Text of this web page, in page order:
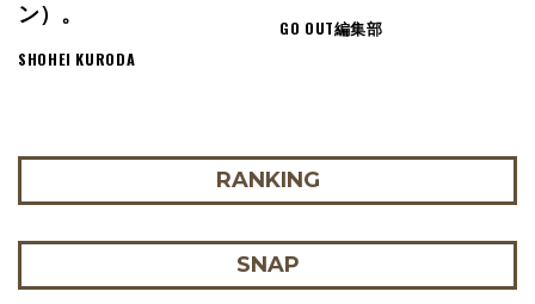
ン）。
SHOHEI KURODA
GO OUT編集部
RANKING
SNAP